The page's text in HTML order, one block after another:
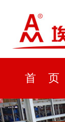
首 页
资质证书